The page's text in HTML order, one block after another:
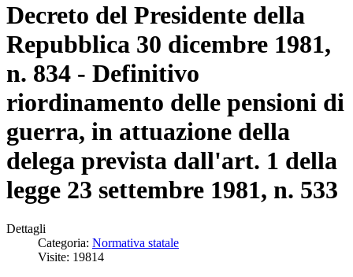
Decreto del Presidente della
Repubblica 30 dicembre 1981,
n. 834 - Definitivo
riordinamento delle pensioni di
guerra, in attuazione della
delega prevista dall'art. 1 della
legge 23 settembre 1981, n. 533
Dettagli
Categoria: Normativa statale
Visite: 19814